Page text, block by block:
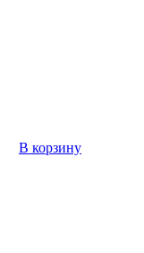
В корзину